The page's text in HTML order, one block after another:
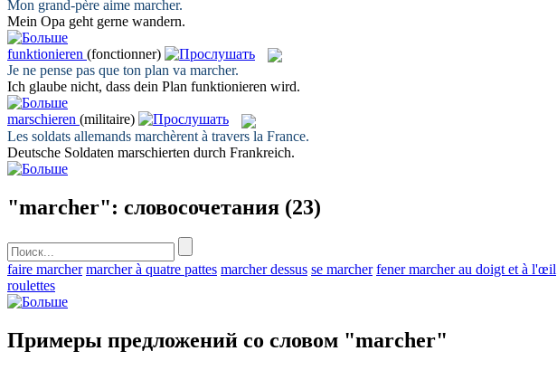
Mon grand-père aime marcher.
Mein Opa geht gerne wandern.
funktionieren (fonctionner)
Je ne pense pas que ton plan va marcher.
Ich glaube nicht, dass dein Plan funktionieren wird.
marschieren (militaire)
Les soldats allemands marchèrent à travers la France.
Deutsche Soldaten marschierten durch Frankreich.
"marcher": словосочетания (23)
faire marcher marcher à quatre pattes marcher dessus se marcher fener marcher au doigt et à l'œil
roulettes
Примеры предложений со словом "marcher"